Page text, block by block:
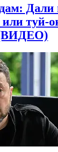
Дали
туй-
(ВИДЕО)